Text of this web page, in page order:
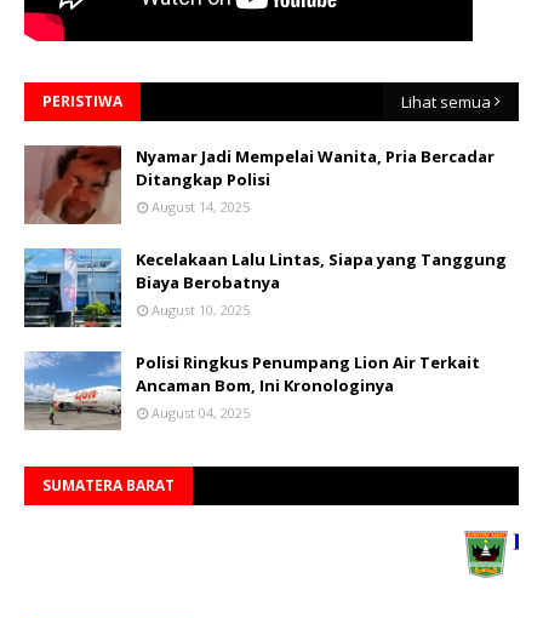
PERISTIWA Lihat semua
Nyamar Jadi Mempelai Wanita, Pria Bercadar
Ditangkap Polisi
August 14, 2025
Kecelakaan Lalu Lintas, Siapa yang Tanggung
Biaya Berobatnya
August 10, 2025
Polisi Ringkus Penumpang Lion Air Terkait
Ancaman Bom, Ini Kronologinya
August 04, 2025
SUMATERA BARAT